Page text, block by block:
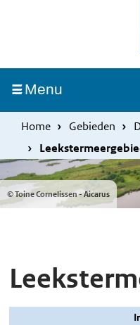
inhoud
gaan
MenuIngeklapt
Home Gebieden
© Toine Cornelissen - Aicarus